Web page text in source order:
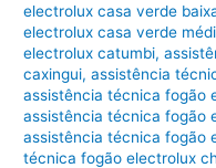
electrolux casa verde
electrolux casa verde
electrolux catumbi,
caxingui,assistência
assistência técnica fogão
assistência técnica fogão
assistência técnica fogão
técnica fogão electrolux